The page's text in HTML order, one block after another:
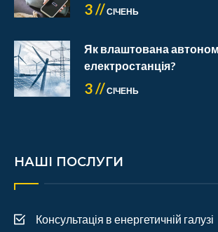
3 //СІЧЕНЬ
Як влаштована
електростанція?
3 //СІЧЕНЬ
НАШІ ПОСЛУГИ
Консультація в енергетичній галузі